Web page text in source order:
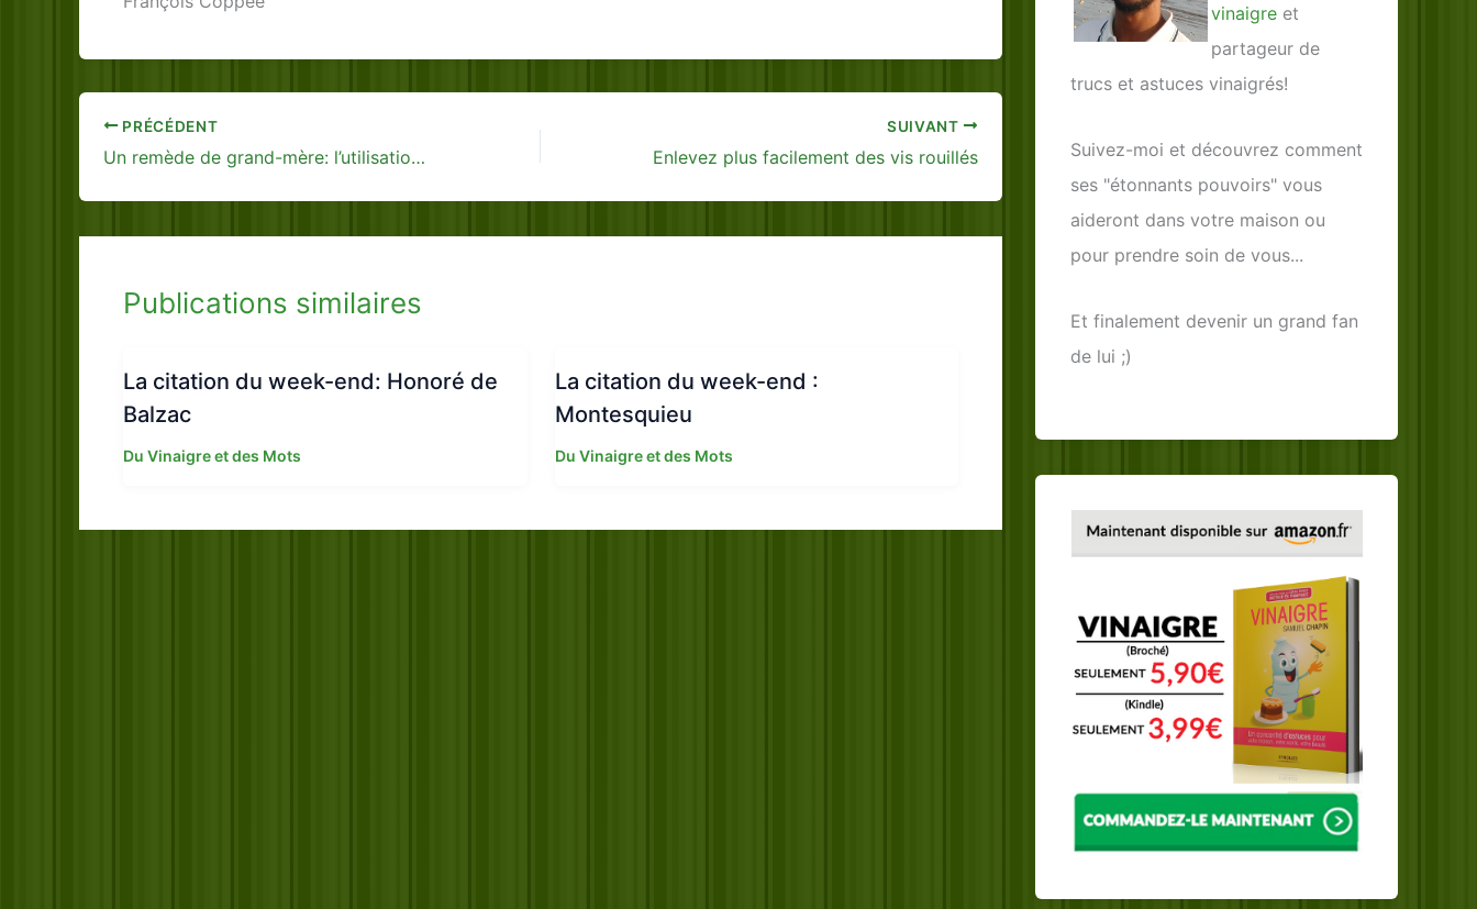
PRÉCÉDENT
Un remède de grand-mère: l’utilisation de l’argile
SUIVANT
Enlevez plus facilement des vis rouillés
Publications similaires
La citation du week-end: Honoré de
Balzac
Du Vinaigre et des Mots
La citation du week-end :
Montesquieu
Du Vinaigre et des Mots
vinaigre et
partageur de
trucs et astuces vinaigrés!
Suivez-moi et découvrez comment
ses "étonnants pouvoirs" vous
aideront dans votre maison ou
pour prendre soin de vous...
Et finalement devenir un grand fan
de lui ;)